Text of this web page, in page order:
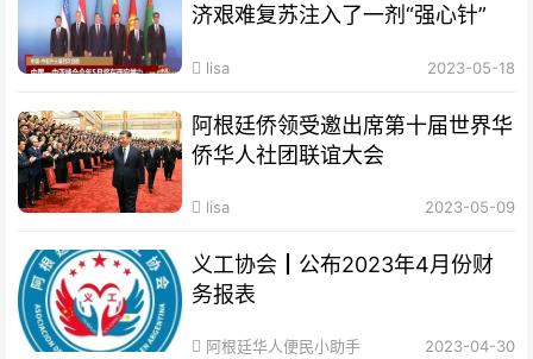
济艰难复苏注入了一剂“强心针”
lisa 2023-05-18
阿根廷侨领受邀出席第十届世界华
侨华人社团联谊大会
lisa 2023-05-09
义工协会┃公布2023年4月份财
务报表
阿根廷华人便民小助手 2023-04-30